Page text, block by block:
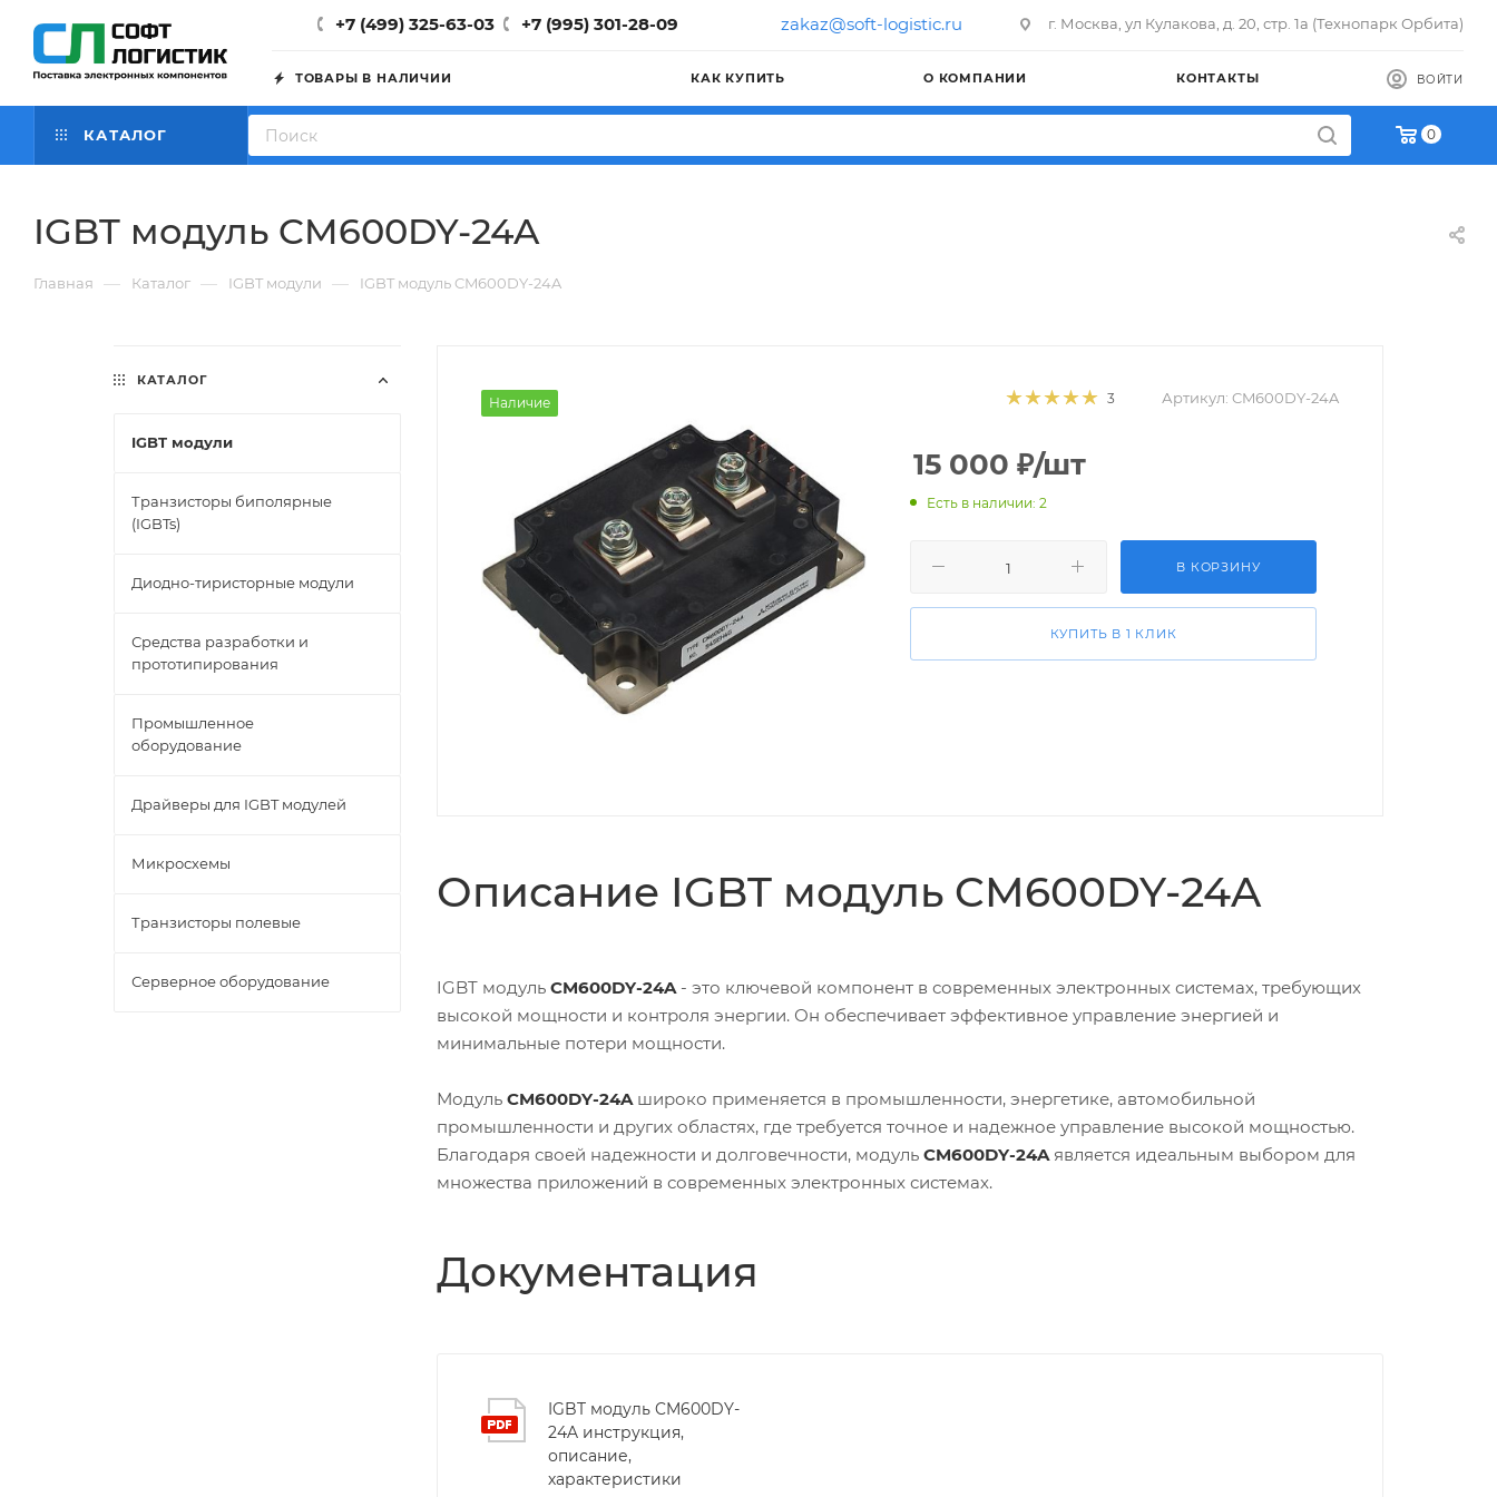
+7 (499) 325-63-03 +7 (995) 301-28-09 zakaz@soft-logistic.ru г. Москва, ул Кулакова, д. 20, стр. 1а (Технопарк Орбита)
ТОВАРЫ В НАЛИЧИИ КАК КУПИТЬ О КОМПАНИИ КОНТАКТЫ ВОЙТИ
0
КАТАЛОГ
IGBT модуль CM600DY-24A
Главная — Каталог — IGBT модули — IGBT модуль CM600DY-24A
Наличие 3 Артикул: CM600DY-24A
15 000 ₽/шт
Есть в наличии: 2
В КОРЗИНУ
КУПИТЬ В 1 КЛИК
Описание IGBT модуль CM600DY-24A
IGBT модуль CM600DY-24A- это ключевой компонент в современных электронных системах, требующих
высокой мощности и контроля энергии. Он обеспечивает эффективное управление энергией и
минимальные потери мощности.
Модуль CM600DY-24Aшироко применяется в промышленности, энергетике, автомобильной
промышленности и других областях, где требуется точное и надежное управление высокой мощностью.
Благодаря своей надежности и долговечности, модуль CM600DY-24Aявляется идеальным выбором для
множества приложений в современных электронных системах.
Документация
IGBT модуль CM600DY-
24A инструкция,
описание,
характеристики
КАТАЛОГ
IGBT модули
Транзисторы биполярные
(IGBTs)
Диодно-тиристорные модули
Средства разработки и
прототипирования
Промышленное
оборудование
Драйверы для IGBT модулей
Микросхемы
Транзисторы полевые
Серверное оборудование